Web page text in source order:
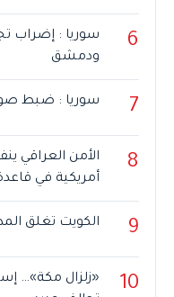
6
سوريا : إضراب
ودمشق
7 سوريا : ضبط
8
الأمن العراقي
أمريكية في
9 الكويت تغلق
10
«زلزال مكة»…